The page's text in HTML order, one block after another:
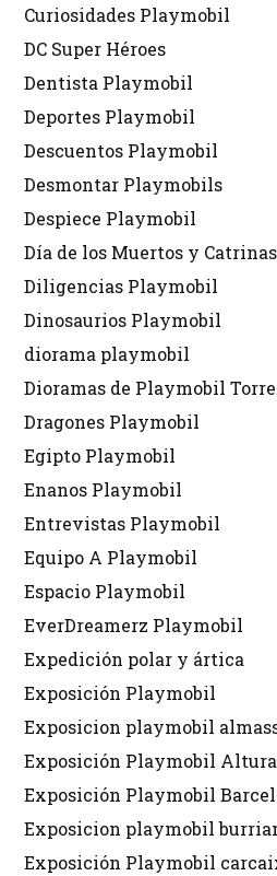
Curiosidades Playmobil
DC Super Héroes
Dentista Playmobil
Deportes Playmobil
Descuentos Playmobil
Desmontar Playmobils
Despiece Playmobil
Día de los Muertos y
Diligencias Playmobil
Dinosaurios Playmobil
diorama playmobil
Dioramas de Playmobil
Dragones Playmobil
Egipto Playmobil
Enanos Playmobil
Entrevistas Playmobil
Equipo A Playmobil
Espacio Playmobil
EverDreamerz Playmobil
Expedición polar y ártica
Exposición Playmobil
Exposicion playmobil
Exposición Playmobil Altura
Exposición Playmobil
Exposicion playmobil
Exposición Playmobil